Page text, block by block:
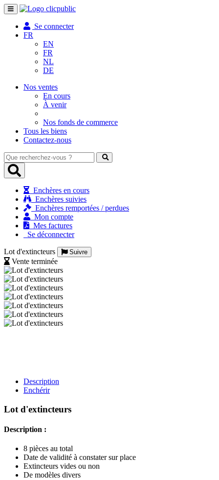
Toggle
navigation
Se connecter
FR
EN
FR
NL
DE
Nos ventes
En cours
À venir
Nos fonds de commerce
Tous les biens
Contactez-nous
Que
recherchez-
vous
Enchères en cours
Enchères suivies
Enchères remportées / perdues
Mon compte
Mes factures
Se déconnecter
Lot d'extincteurs Suivre
Vente terminée
Description
Enchérir
Lot d'extincteurs
Description :
8 pièces au total
Date de validité à constater sur place
Extincteurs vides ou non
De modèles divers